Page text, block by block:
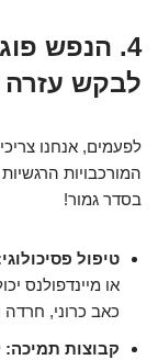
4. הנפש
לבקש עזרה
לפעמים, אנחנו
המורכבויות
בסדר גמור!
טיפול
או מיינדפולנס
כאב כרוני, חרדה
קבוצות תמיכה: